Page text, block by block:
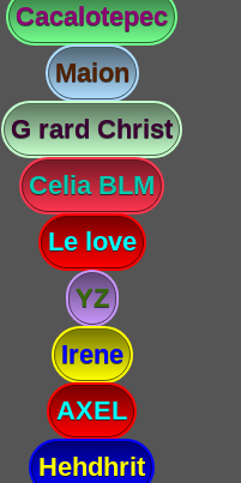
Cacalotepec
Maion
G rard Christ
Celia BLM
Le love
YZ
Irene
AXEL
Hehdhrit